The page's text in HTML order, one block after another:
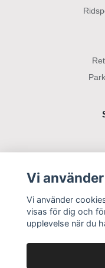
Vi
Vi använder
visas för dig och
upplevelse när du